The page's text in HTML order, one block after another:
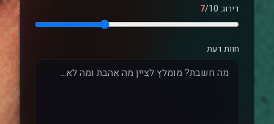
דירוג: 7/10
חוות דעת